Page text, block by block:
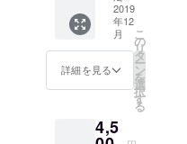
ダー ・
銀鏡神
社お守
り 以上
の二点
をお届
けしま
消費税
10%・
2019
年12
月
詳細を見る
こ
の
リ
タ
ー
ン
を
選
択
す
る
4,5